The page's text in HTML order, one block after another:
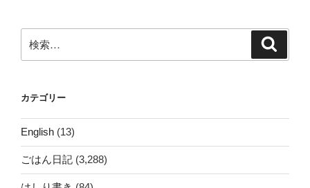
索:
カテゴリー
English (13)
ごはん日記 (3,288)